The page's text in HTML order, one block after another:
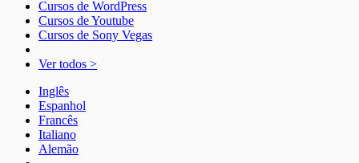
Cursos de WordPress
Cursos de Youtube
Cursos de Sony Vegas
Ver todos >
Inglês
Espanhol
Francês
Italiano
Alemão